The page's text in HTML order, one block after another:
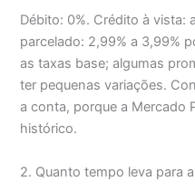
Débito: 0%. Crédito à vista:
parcelado: 2,99% a 3,99%
as taxas base; algumas
ter pequenas variações.
a conta, porque a Mercado
histórico.
2. Quanto tempo leva para